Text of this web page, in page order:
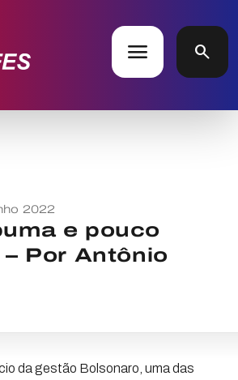
menu search
2022
e pouco
Por Antônio
da gestão Bolsonaro, uma das